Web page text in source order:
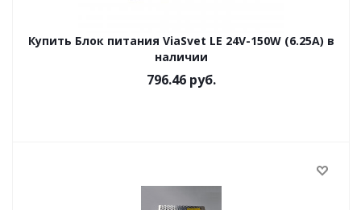
Купить Блок питания ViaSvet LE 24V-150W (6.25A) в
наличии
796.46 руб.